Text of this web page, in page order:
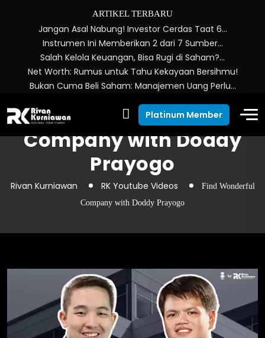
ARTIKEL TERBARU
Jangan Asal Nabung! Investor Cerdas Taat 6…
Instrumen Ini Memberikan 2 dari 7 Sumber…
Salah Kelola Keuangan, Bisa Rugi di Saham?…
Net Worth: Rumus untuk Tahu Kekayaan Bersihmu!
Bukan Cuma Beli Saham: Manajemen Uang Perlu…
Platinum Member
Find Wonderful
Company with Doddy
Prayogo
Rivan Kurniawan RK Youtube Videos
Find Wonderful
Company with Doddy Prayogo